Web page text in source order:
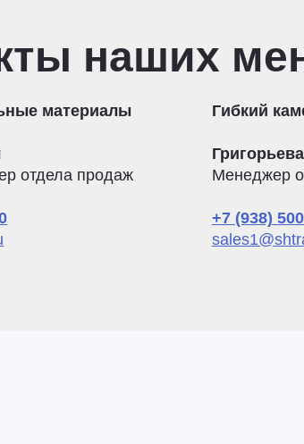
наших
материалы
отдела продаж
Гибкий
Менеджер
+7 (938)